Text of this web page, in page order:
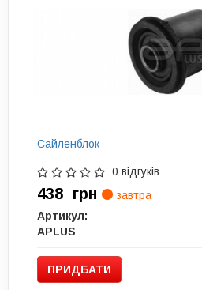
Сайленблок
0 відгуків
438 грн
завтра
Артикул:
APLUS
ПРИДБАТИ